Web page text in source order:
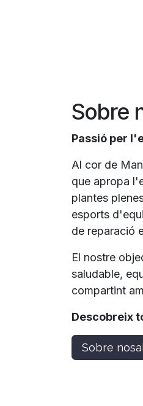
Sobre
Passió per
Al cor de
que apropa
plantes
esports
de reparació
El nostre
saludable,
compartint
Descobreix
Sobre